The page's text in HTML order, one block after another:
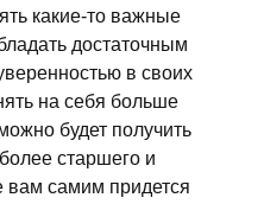
какие-то важные
достаточным
в своих
на себя больше
будет получить
старшего и
вам самим придется